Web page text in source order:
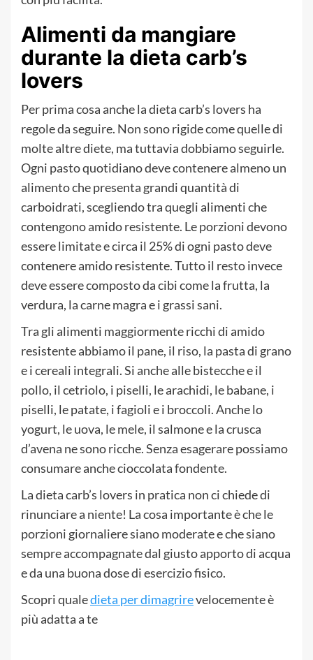
Alimenti da mangiare
durante la dieta carb’s
lovers
Per prima cosa anche la dieta carb’s lovers ha
regole da seguire. Non sono rigide come quelle di
molte altre diete, ma tuttavia dobbiamo seguirle.
Ogni pasto quotidiano deve contenere almeno un
alimento che presenta grandi quantità di
carboidrati, scegliendo tra quegli alimenti che
contengono amido resistente. Le porzioni devono
essere limitate e circa il 25% di ogni pasto deve
contenere amido resistente. Tutto il resto invece
deve essere composto da cibi come la frutta, la
verdura, la carne magra e i grassi sani.
Tra gli alimenti maggiormente ricchi di amido
resistente abbiamo il pane, il riso, la pasta di grano
e i cereali integrali. Si anche alle bistecche e il
pollo, il cetriolo, i piselli, le arachidi, le babane, i
piselli, le patate, i fagioli e i broccoli. Anche lo
yogurt, le uova, le mele, il salmone e la crusca
d’avena ne sono ricche. Senza esagerare possiamo
consumare anche cioccolata fondente.
La dieta carb’s lovers in pratica non ci chiede di
rinunciare a niente! La cosa importante è che le
porzioni giornaliere siano moderate e che siano
sempre accompagnate dal giusto apporto di acqua
e da una buona dose di esercizio fisico.
Scopri qualedieta per dimagrirevelocemente è
più adatta a te